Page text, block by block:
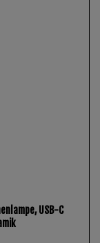
USB-C